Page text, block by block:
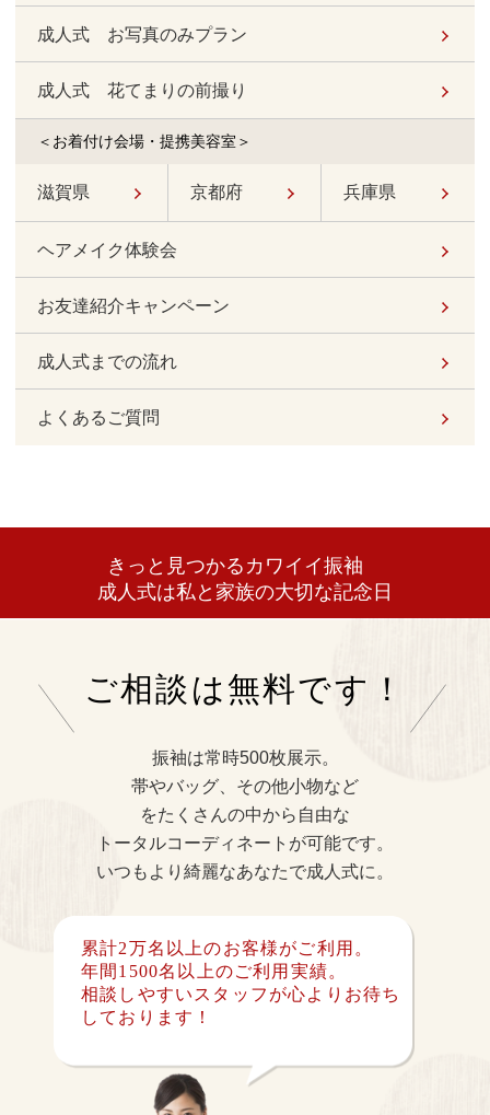
成人式 お写真のみプラン
成人式 花てまりの前撮り
＜お着付け会場・提携美容室＞
滋賀県 京都府 兵庫県
ヘアメイク体験会
お友達紹介キャンペーン
成人式までの流れ
よくあるご質問
きっと見つかるカワイイ振袖
成人式は私と家族の大切な記念日
ご相談は無料です！
振袖は常時500枚展示。
帯やバッグ、その他小物など
をたくさんの中から自由な
トータルコーディネートが可能です。
いつもより綺麗なあなたで成人式に。
累計2万名以上のお客様がご利用。
年間1500名以上のご利用実績。
相談しやすいスタッフが心よりお待ち
しております！